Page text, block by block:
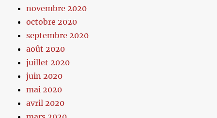
novembre 2020
octobre 2020
septembre 2020
août 2020
juillet 2020
juin 2020
mai 2020
avril 2020